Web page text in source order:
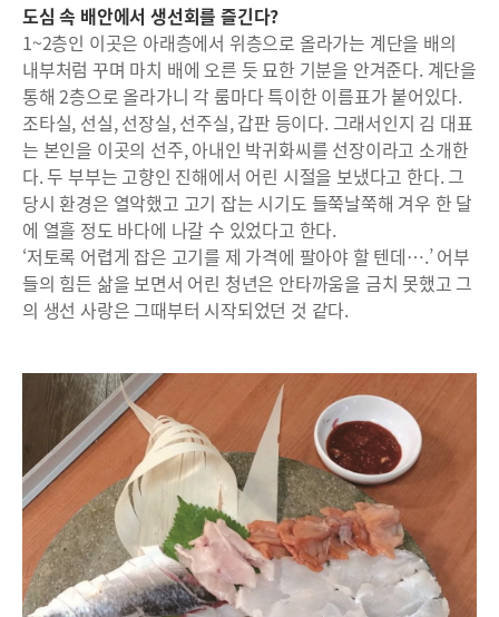
도심 속 배안에서 생선회를 즐긴다?
1~2층인 이곳은 아래층에서 위층으로 올라가는 계단을 배의
내부처럼 꾸며 마치 배에 오른 듯 묘한 기분을 안겨준다. 계단을
통해 2층으로 올라가니 각 룸마다 특이한 이름표가 붙어있다.
조타실, 선실, 선장실, 선주실, 갑판 등이다. 그래서인지 김 대표
는 본인을 이곳의 선주, 아내인 박귀화씨를 선장이라고 소개한
다. 두 부부는 고향인 진해에서 어린 시절을 보냈다고 한다. 그
당시 환경은 열악했고 고기 잡는 시기도 들쭉날쭉해 겨우 한 달
에 열흘 정도 바다에 나갈 수 있었다고 한다.
‘저토록 어렵게 잡은 고기를 제 가격에 팔아야 할 텐데….’ 어부
들의 힘든 삶을 보면서 어린 청년은 안타까움을 금치 못했고 그
의 생선 사랑은 그때부터 시작되었던 것 같다.